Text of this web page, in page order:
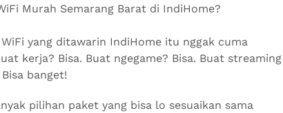
Murah Semarang Barat di IndiHome?
yang ditawarin IndiHome itu nggak cuma
kerja? Bisa. Buat ngegame? Bisa. Buat streaming
banget!
pilihan paket yang bisa lo sesuaikan sama